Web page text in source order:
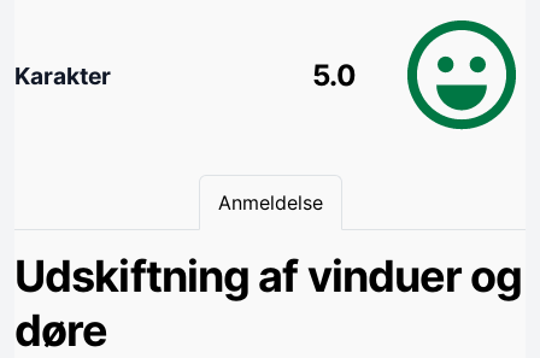
Karakter 5.0
Anmeldelse
Udskiftning af vinduer og
døre